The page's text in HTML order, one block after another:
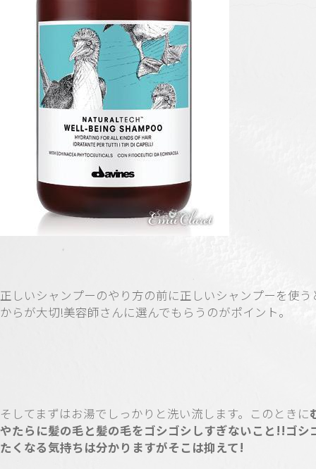
正しいシャンプーのやり方の前に正しいシャンプーを使う
からが大切!美容師さんに選んでもらうのがポイント。
そしてまずはお湯でしっかりと洗い流します。このときに
やたらに髪の毛と髪の毛をゴシゴシしすぎないこと!!ゴシ
たくなる気持ちは分かりますがそこは抑えて!